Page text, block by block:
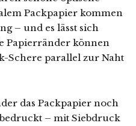
Packpapier kommen
– und es lässt sich
Papierränder können
Schere parallel zur Naht
das Packpapier noch
– mit Siebdruck